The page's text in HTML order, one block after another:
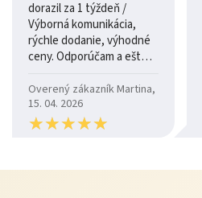
dorazil za 1 týždeň /
Výborná komunikácia,
rýchle dodanie, výhodné
ceny. Odporúčam a ešte
Overený zákazník Martina,
15. 04. 2026
★★★★★
★★★★★